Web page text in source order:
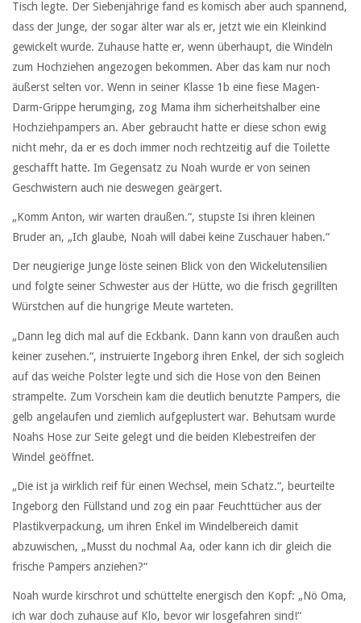
Tisch legte. Der Siebenjährige fand es komisch aber auch spannend,
dass der Junge, der sogar älter war als er, jetzt wie ein Kleinkind
gewickelt wurde. Zuhause hatte er, wenn überhaupt, die Windeln
zum Hochziehen angezogen bekommen. Aber das kam nur noch
äußerst selten vor. Wenn in seiner Klasse 1b eine fiese Magen-
Darm-Grippe herumging, zog Mama ihm sicherheitshalber eine
Hochziehpampers an. Aber gebraucht hatte er diese schon ewig
nicht mehr, da er es doch immer noch rechtzeitig auf die Toilette
geschafft hatte. Im Gegensatz zu Noah wurde er von seinen
Geschwistern auch nie deswegen geärgert.
„Komm Anton, wir warten draußen.“, stupste Isi ihren kleinen
Bruder an, „Ich glaube, Noah will dabei keine Zuschauer haben.“
Der neugierige Junge löste seinen Blick von den Wickelutensilien
und folgte seiner Schwester aus der Hütte, wo die frisch gegrillten
Würstchen auf die hungrige Meute warteten.
„Dann leg dich mal auf die Eckbank. Dann kann von draußen auch
keiner zusehen.“, instruierte Ingeborg ihren Enkel, der sich sogleich
auf das weiche Polster legte und sich die Hose von den Beinen
strampelte. Zum Vorschein kam die deutlich benutzte Pampers, die
gelb angelaufen und ziemlich aufgeplustert war. Behutsam wurde
Noahs Hose zur Seite gelegt und die beiden Klebestreifen der
Windel geöffnet.
„Die ist ja wirklich reif für einen Wechsel, mein Schatz.“, beurteilte
Ingeborg den Füllstand und zog ein paar Feuchttücher aus der
Plastikverpackung, um ihren Enkel im Windelbereich damit
abzuwischen, „Musst du nochmal Aa, oder kann ich dir gleich die
frische Pampers anziehen?“
Noah wurde kirschrot und schüttelte energisch den Kopf: „Nö Oma,
ich war doch zuhause auf Klo, bevor wir losgefahren sind!“